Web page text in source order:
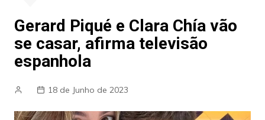
Gerard Piqué e Clara Chía vão
se casar, afirma televisão
espanhola
18 de Junho de 2023